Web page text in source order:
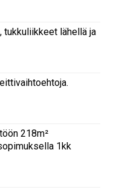
tukkuliikkeet lähellä ja
218m²
1kk